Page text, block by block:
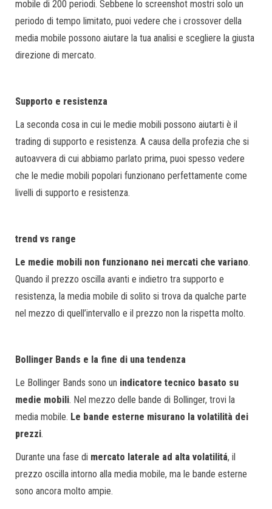
mobile di 200 periodi. Sebbene lo screenshot mostri solo un
periodo di tempo limitato, puoi vedere che i crossover della
media mobile possono aiutare la tua analisi e scegliere la giusta
direzione di mercato.
Supporto e resistenza
La seconda cosa in cui le medie mobili possono aiutarti è il
trading di supporto e resistenza. A causa della profezia che si
autoavvera di cui abbiamo parlato prima, puoi spesso vedere
che le medie mobili popolari funzionano perfettamente come
livelli di supporto e resistenza.
trend vs range
Le medie mobili non funzionano nei mercati che variano.
Quando il prezzo oscilla avanti e indietro tra supporto e
resistenza, la media mobile di solito si trova da qualche parte
nel mezzo di quell’intervallo e il prezzo non la rispetta molto.
Bollinger Bands e la fine di una tendenza
Le Bollinger Bands sono un indicatore tecnico basato su
medie mobili. Nel mezzo delle bande di Bollinger, trovi la
media mobile. Le bande esterne misurano la volatilità dei
prezzi.
Durante una fase di mercato laterale ad alta volatilitá, il
prezzo oscilla intorno alla media mobile, ma le bande esterne
sono ancora molto ampie.